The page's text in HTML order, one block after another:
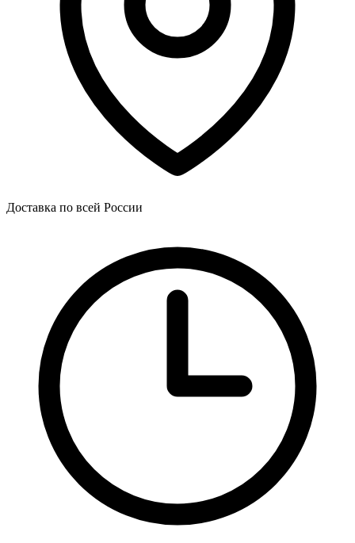
Доставка по всей России